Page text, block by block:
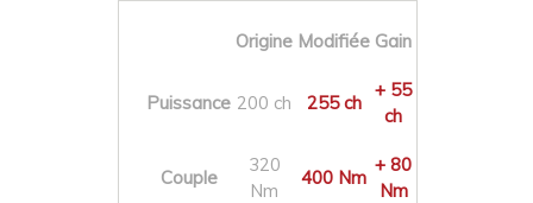
Origine Modifiée Gain
Puissance 200 ch 255 ch
+ 55
ch
Couple
320
Nm
400 Nm
+ 80
Nm